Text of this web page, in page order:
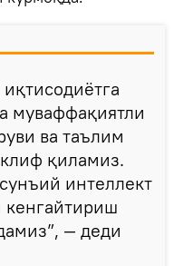
муваффақиятли
ва таълим
қиламиз.
интеллект
кенгайтириш
— деди